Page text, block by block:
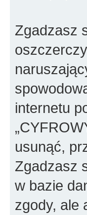
Zgadzasz
internetu
usunąć,
Zgadzasz
w bazie
zgody, ale